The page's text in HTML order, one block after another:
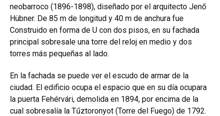
neobarroco (1896-1898), diseñado por el arquitecto Jenő
Hübner. De 85 m de longitud y 40 m de anchura fue
Construido en forma de U con dos pisos, en su fachada
principal sobresale una torre del reloj en medio y dos
torres más pequeñas al lado.
En la fachada se puede ver el escudo de armar de la
ciudad. El edificio ocupa el espacio que en su día ocupara
la puerta Fehérvári, demolida en 1894, por encima de la
cual sobresalía la Tűztoronyot (Torre del Fuego) de 1792.